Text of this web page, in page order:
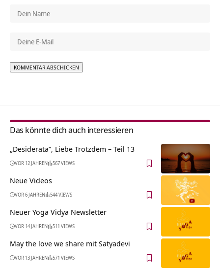
Das könnte dich auch interessieren
„Desiderata“, Liebe Trotzdem – Teil 13
VOR 12 JAHREN 567 VIEWS
Neue Videos
VOR 6 JAHREN 544 VIEWS
Neuer Yoga Vidya Newsletter
VOR 14 JAHREN 511 VIEWS
May the love we share mit Satyadevi
VOR 13 JAHREN 571 VIEWS